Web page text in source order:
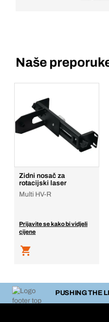
Naše
Zidni nosač za
rotacijski laser
Multi HV-R
Prijavite se kako bi vidjeli
cijene
PUSHING THE